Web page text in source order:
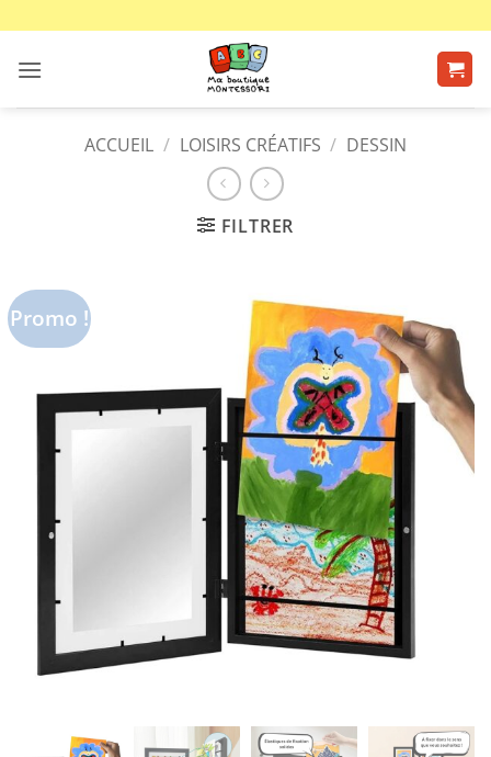
contenu
ACCUEIL / LOISIRS CRÉATIFS / DESSIN
FILTRER
Promo !